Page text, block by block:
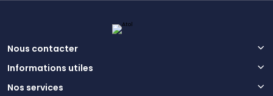
Nous contacter
Informations utiles
Nos services